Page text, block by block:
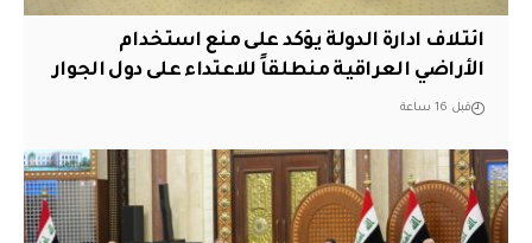
ائتلاف ادارة الدولة يؤكد على منع استخدام
الأراضي العراقية منطلقاً للاعتداء على دول الجوار
قبل 16 ساعة